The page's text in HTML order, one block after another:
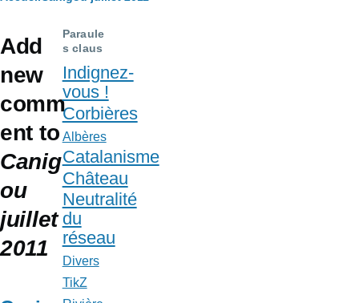
d'Ariane
Add
new
comm
ent to
Canig
ou
juillet
2011
Paraule
s claus
Indignez-
vous !
Corbières
Albères
Catalanisme
Château
Neutralité
du
réseau
Divers
TikZ